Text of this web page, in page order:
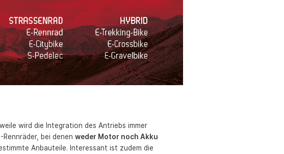
wird die Integration des Antriebs immer
Rennräder, bei denenweder Motor noch Akku
Anbauteile. Interessant ist zudem die